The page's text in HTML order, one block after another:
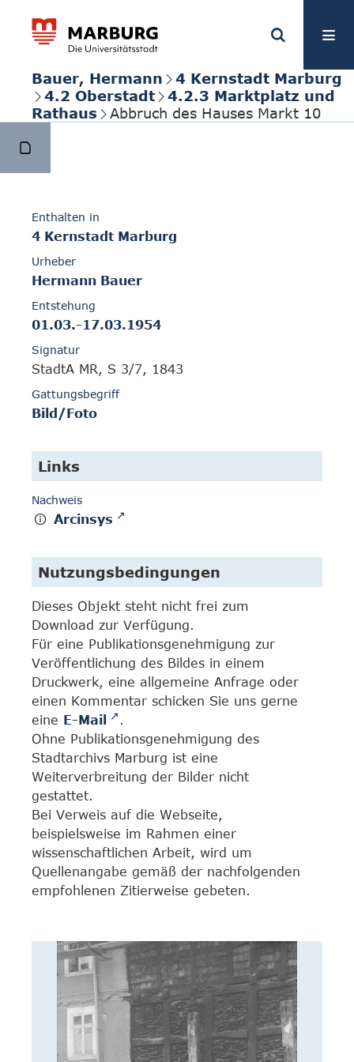
Bauer, Hermann
4 Kernstadt Marburg
4.2 Oberstadt
4.2.3 Marktplatz und
Rathaus
Abbruch des Hauses Markt 10
Enthalten in
4 Kernstadt Marburg
Urheber
Hermann Bauer
Entstehung
01.03.-17.03.1954
Signatur
StadtA MR, S 3/7, 1843
Gattungsbegriff
Bild/Foto
Links
Nachweis
Arcinsys
Nutzungsbedingungen
Dieses Objekt steht nicht frei zum
Download zur Verfügung.
Für eine Publikationsgenehmigung zur
Veröffentlichung des Bildes in einem
Druckwerk, eine allgemeine Anfrage oder
einen Kommentar schicken Sie uns gerne
eine E-Mail
.
Ohne Publikationsgenehmigung des
Stadtarchivs Marburg ist eine
Weiterverbreitung der Bilder nicht
gestattet.
Bei Verweis auf die Webseite,
beispielsweise im Rahmen einer
wissenschaftlichen Arbeit, wird um
Quellenangabe gemäß der nachfolgenden
empfohlenen Zitierweise gebeten.